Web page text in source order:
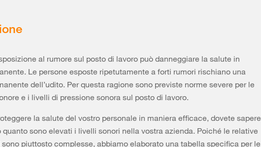
al rumore sul posto di lavoro può danneggiare la salute in
Le persone esposte ripetutamente a forti rumori rischiano una
dell’udito. Per questa ragione sono previste norme severe per le
e i livelli di pressione sonora sul posto di lavoro.
la salute del vostro personale in maniera efficace, dovete sapere
quanto sono elevati i livelli sonori nella vostra azienda. Poiché le relative
piuttosto complesse, abbiamo elaborato una tabella specifica per le